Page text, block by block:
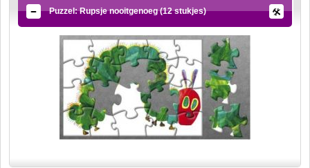
Puzzel: Rupsje nooitgenoeg (12 stukjes)